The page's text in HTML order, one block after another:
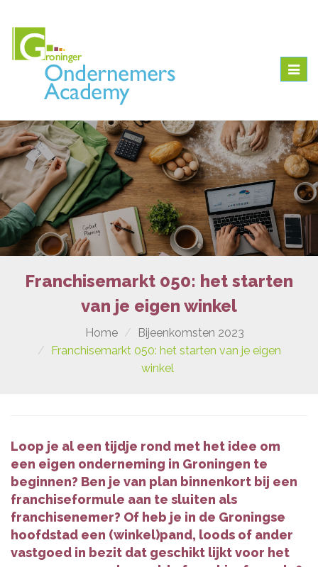
Franchisemarkt 050: het starten
van je eigen winkel
Home
Bijeenkomsten 2023
Franchisemarkt 050: het starten van je eigen
winkel
Loop je al een tijdje rond met het idee om
een eigen onderneming in Groningen te
beginnen? Ben je van plan binnenkort bij een
franchiseformule aan te sluiten als
franchisenemer? Of heb je in de Groningse
hoofdstad een (winkel)pand, loods of ander
vastgoed in bezit dat geschikt lijkt voor het